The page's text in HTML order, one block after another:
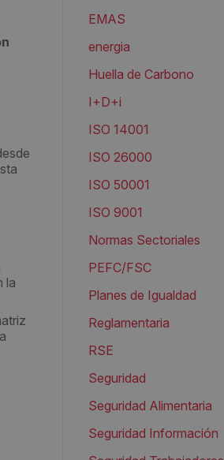
la
EMAS
energia
Huella de Carbono
I+D+i
ISO 14001
ISO 26000
ISO 50001
ISO 9001
Normas Sectoriales
PEFC/FSC
Planes de Igualdad
Reglamentaria
RSE
Seguridad
Seguridad Alimentaria
Seguridad Información